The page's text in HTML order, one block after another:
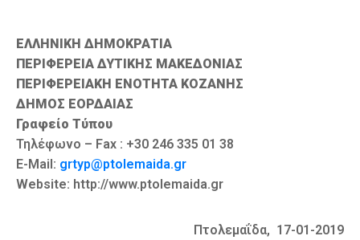
ΕΛΛΗΝΙΚΗ ΔΗΜΟΚΡΑΤΙΑ
ΠΕΡΙΦΕΡΕΙΑ ΔΥΤΙΚΗΣ ΜΑΚΕΔΟΝΙΑΣ
ΠΕΡΙΦΕΡΕΙΑΚΗ ΕΝΟΤΗΤΑ ΚΟΖΑΝΗΣ
ΔΗΜΟΣ ΕΟΡΔΑΙΑΣ
Γραφείο Τύπου
Τηλέφωνο – Fax : +30 246 335 01 38
E-Mail: grtyp@ptolemaida.gr
Website: http://www.ptolemaida.gr
Πτολεμαΐδα, 17-01-2019